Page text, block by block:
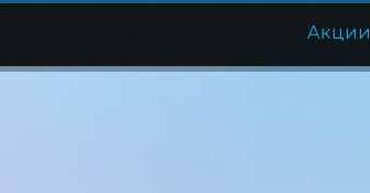
Акции